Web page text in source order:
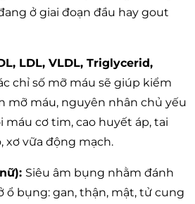
ở giai đoạn đầu hay gout
LDL, VLDL, Triglycerid,
chỉ số mỡ máu sẽ giúp kiểm
mỡ máu, nguyên nhân chủ yếu
cơ tim, cao huyết áp, tai
xơ vữa động mạch.
Siêu âm bụng nhằm đánh
ổ bụng: gan, thận, mật, tử cung